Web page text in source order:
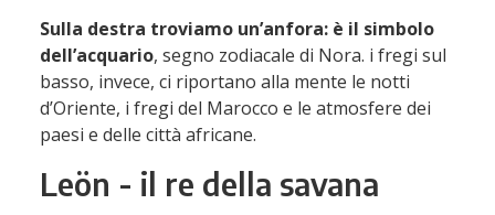
Sulla destra troviamo un’anfora: è il simbolo
dell’acquario, segno zodiacale di Nora. i fregi sul
basso, invece, ci riportano alla mente le notti
d’Oriente, i fregi del Marocco e le atmosfere dei
paesi e delle città africane.
Leön - il re della savana